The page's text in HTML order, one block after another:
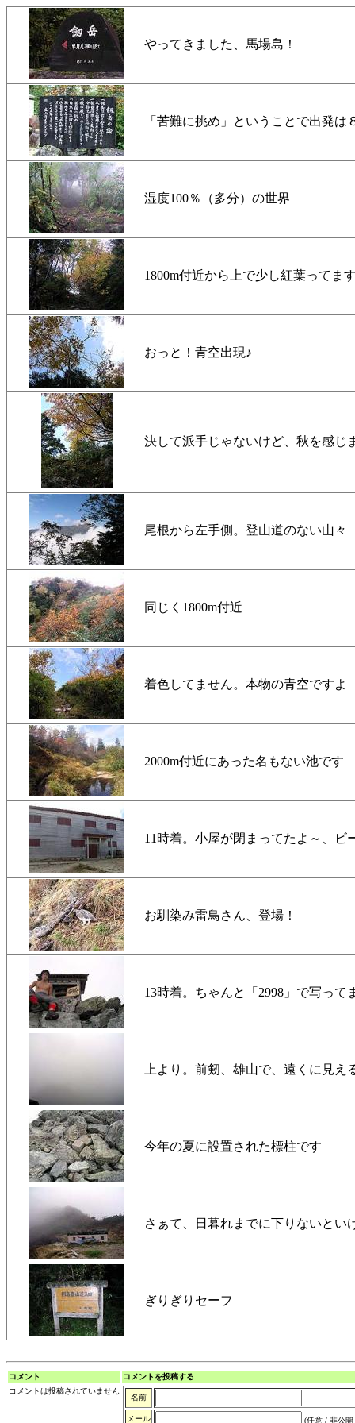
やってきました、馬場島！
「苦難に挑め」ということで出発は
湿度100％（多分）の世界
1800m付近から上で少し紅葉ってま
おっと！青空出現♪
決して派手じゃないけど、秋を感じ
尾根から左手側。登山道のない山々
同じく1800m付近
着色してません。本物の青空ですよ
2000m付近にあった名もない池です
11時着。小屋が閉まってたよ～、ビ
お馴染み雷鳥さん、登場！
13時着。ちゃんと「2998」で写って
上より。前剱、雄山で、遠くに見え
今年の夏に設置された標柱です
さぁて、日暮れまでに下りないとい
ぎりぎりセーフ
コメント
コメントを投稿する
コメントは投稿されていません
名前
メール (任意 / 非公開